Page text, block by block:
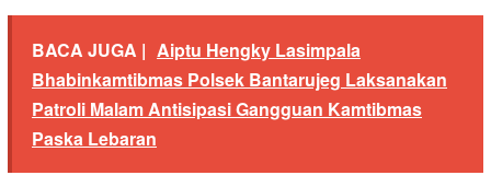
BACA JUGA | Aiptu Hengky Lasimpala
Bhabinkamtibmas Polsek Bantarujeg Laksanakan
Patroli Malam Antisipasi Gangguan Kamtibmas
Paska Lebaran